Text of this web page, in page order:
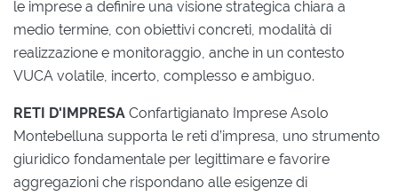
le imprese a definire una visione strategica chiara a
medio termine, con obiettivi concreti, modalità di
realizzazione e monitoraggio, anche in un contesto
VUCA volatile, incerto, complesso e ambiguo.
RETI D'IMPRESA Confartigianato Imprese Asolo
Montebelluna supporta le reti d’impresa, uno strumento
giuridico fondamentale per legittimare e favorire
aggregazioni che rispondano alle esigenze di